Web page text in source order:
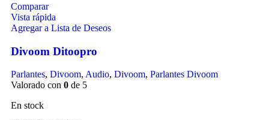
Comparar
Vista rápida
Agregar a Lista de Deseos
Divoom Ditoopro
Parlantes, Divoom, Audio, Divoom, Parlantes Divoom
Valorado con 0 de 5
En stock